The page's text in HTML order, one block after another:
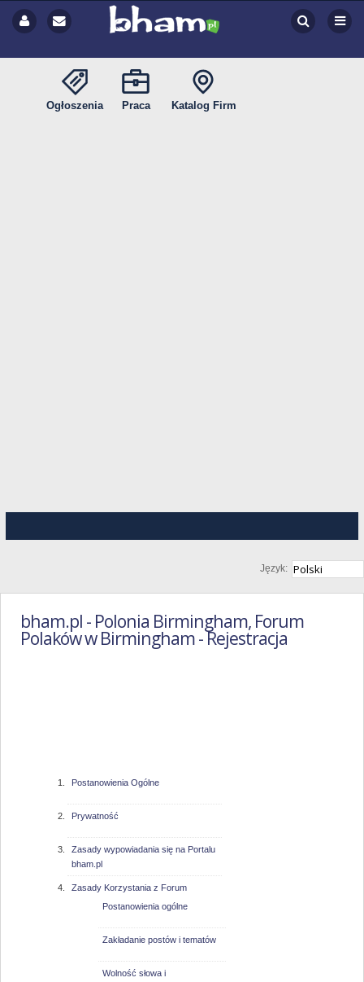
Ogłoszenia Praca Katalog Firm
Język:
bham.pl - Polonia Birmingham, Forum
Polaków w Birmingham - Rejestracja
Postanowienia Ogólne
Prywatność
Zasady wypowiadania się na Portalu
bham.pl
Zasady Korzystania z Forum
Postanowienia ogólne
Zakładanie postów i tematów
Wolność słowa i